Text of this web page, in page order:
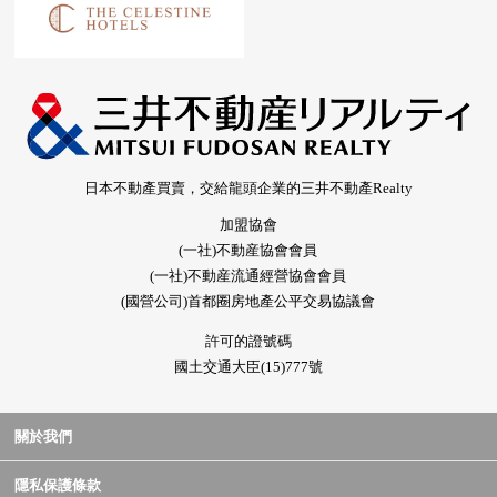
日本不動產買賣，交給龍頭企業的三井不動產Realty
加盟協會
(一社)不動産協會會員
(一社)不動産流通經營協會會員
(國營公司)首都圈房地產公平交易協議會
許可的證號碼
國土交通大臣(15)777號
關於我們
隱私保護條款